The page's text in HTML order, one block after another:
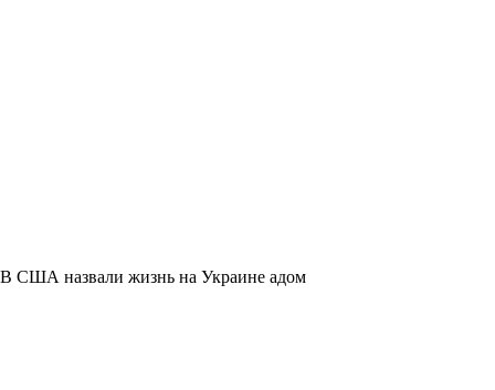
В США назвали жизнь на Украине адом